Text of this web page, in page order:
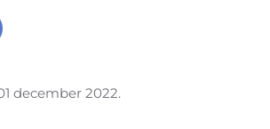
december 2022.